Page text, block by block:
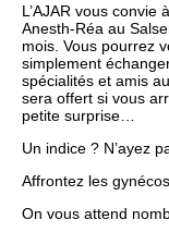
L’AJAR vous convie
Anesth-Réa au
mois. Vous pourrez
simplement
spécialités et amis
sera offert si vous
petite surprise…
Un indice ? N’ayez
Affrontez les
On vous attend